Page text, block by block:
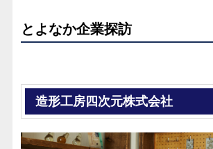
とよなか企業探訪
造形工房四次元株式会社